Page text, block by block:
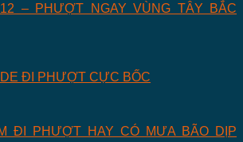
– PHƯỢT NGAY VÙNG TÂY BẮC
ĐI PHƯỢT CỰC BỐC
ĐI PHƯỢT HAY CÓ MƯA BÃO DỊP